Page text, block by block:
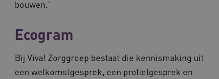
bouwen.’
Ecogram
Bij Viva! Zorggroep bestaat die kennismaking uit
een welkomstgesprek, een profielgesprek en